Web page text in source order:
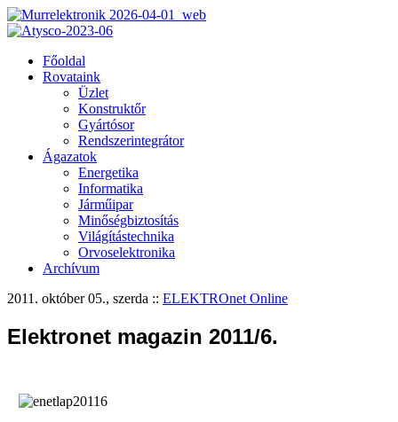
Főoldal
Rovataink
Üzlet
Konstruktőr
Gyártósor
Rendszerintegrátor
Ágazatok
Energetika
Informatika
Járműipar
Minőségbiztosítás
Világítástechnika
Orvoselektronika
Archívum
2011. október 05., szerda :: ELEKTROnet Online
Elektronet magazin 2011/6.